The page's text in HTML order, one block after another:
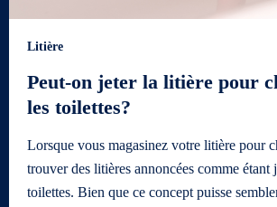
Litière
Peut-on jeter la litière pour
les toilettes?
Lorsque vous magasinez votre litière pour
trouver des litières annoncées comme étant
toilettes. Bien que ce concept puisse